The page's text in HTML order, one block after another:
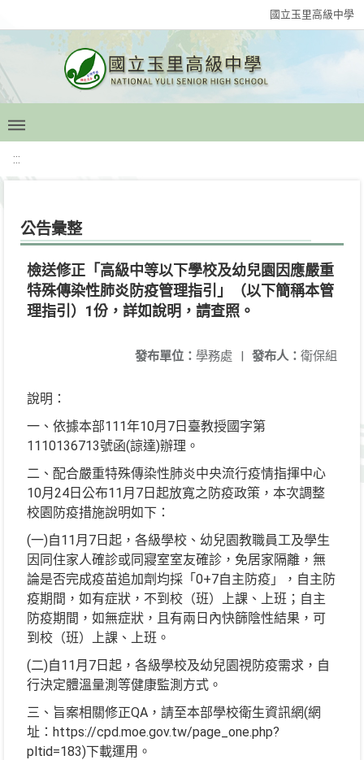
國立玉里高級中學
:::
公告彙整
檢送修正「高級中等以下學校及幼兒園因應嚴重
特殊傳染性肺炎防疫管理指引」（以下簡稱本管
理指引）1份，詳如說明，請查照。
發布人： 衛保組
發布單位： 學務處 |
說明：
一、依據本部111年10月7日臺教授國字第
1110136713號函(諒達)辦理。
二、配合嚴重特殊傳染性肺炎中央流行疫情指揮中心
10月24日公布11月7日起放寬之防疫政策，本次調整
校園防疫措施說明如下：
(一)自11月7日起，各級學校、幼兒園教職員工及學生
因同住家人確診或同寢室室友確診，免居家隔離，無
論是否完成疫苗追加劑均採「0+7自主防疫」，自主防
疫期間，如有症狀，不到校（班）上課、上班；自主
防疫期間，如無症狀，且有兩日內快篩陰性結果，可
到校（班）上課、上班。
(二)自11月7日起，各級學校及幼兒園視防疫需求，自
行決定體溫量測等健康監測方式。
三、旨案相關修正QA，請至本部學校衛生資訊網(網
址：https://cpd.moe.gov.tw/page_one.php?
pltid=183)下載運用。